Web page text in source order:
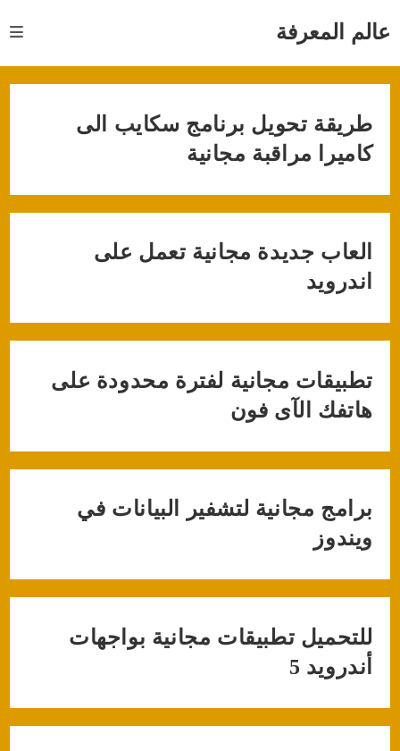
عالم المعرفة
طريقة تحويل برنامج سكايب الى
كاميرا مراقبة مجانية
العاب جديدة مجانية تعمل على
اندرويد
تطبيقات مجانية لفترة محدودة على
هاتفك الآى فون
برامج مجانية لتشفير البيانات في
ويندوز
للتحميل تطبيقات مجانية بواجهات
أندرويد 5